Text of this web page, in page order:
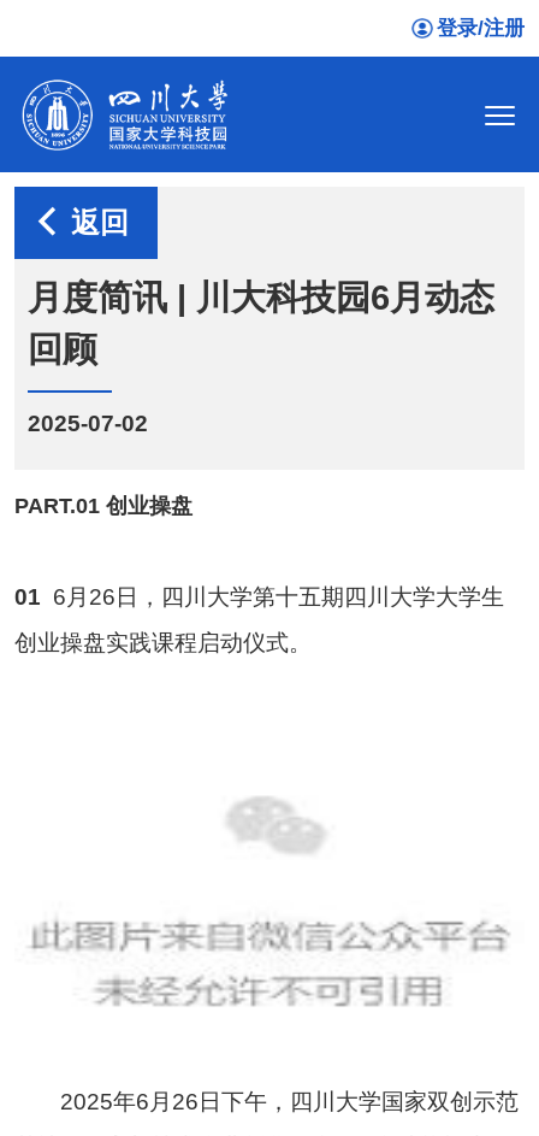
登录/注册
返回
月度简讯 | 川大科技园6月动态
回顾
2025-07-02
PART.01 创业操盘
01 6月26日，四川大学第十五期四川大学大学生
创业操盘实践课程启动仪式。
2025年6月26日下午，四川大学国家双创示范